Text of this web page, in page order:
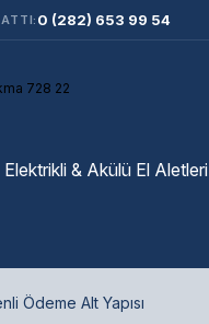
0 (282) 653 99 54
Elektrikli & Akülü El Aletleri
Ödeme Alt Yapısı